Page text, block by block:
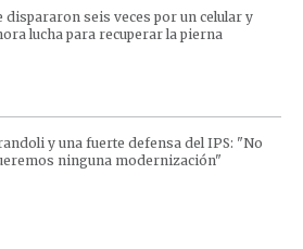
dispararon seis veces por un celular y
lucha para recuperar la pierna
y una fuerte defensa del IPS: "No
ninguna modernización"